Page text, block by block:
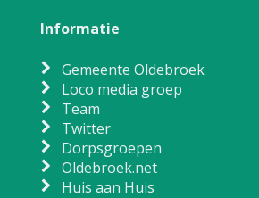
Informatie
Gemeente Oldebroek
Loco media groep
Team
Twitter
Dorpsgroepen
Oldebroek.net
Huis aan Huis